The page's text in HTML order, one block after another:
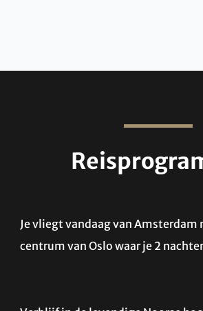
Je vliegt vandaag van Amsterdam
centrum van Oslo waar je 2